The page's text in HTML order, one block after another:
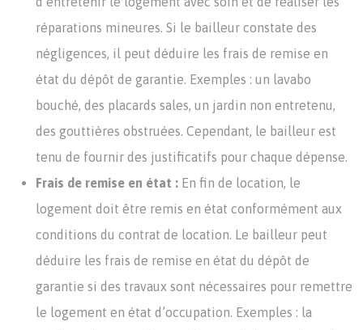
réparations mineures. Si le bailleur constate des
négligences, il peut déduire les frais de remise en
état du dépôt de garantie. Exemples : un lavabo
bouché, des placards sales, un jardin non entretenu,
des gouttières obstruées. Cependant, le bailleur est
tenu de fournir des justificatifs pour chaque dépense.
Frais de remise en état : En fin de location, le
logement doit être remis en état conformément aux
conditions du contrat de location. Le bailleur peut
déduire les frais de remise en état du dépôt de
garantie si des travaux sont nécessaires pour remettre
le logement en état d’occupation. Exemples : la